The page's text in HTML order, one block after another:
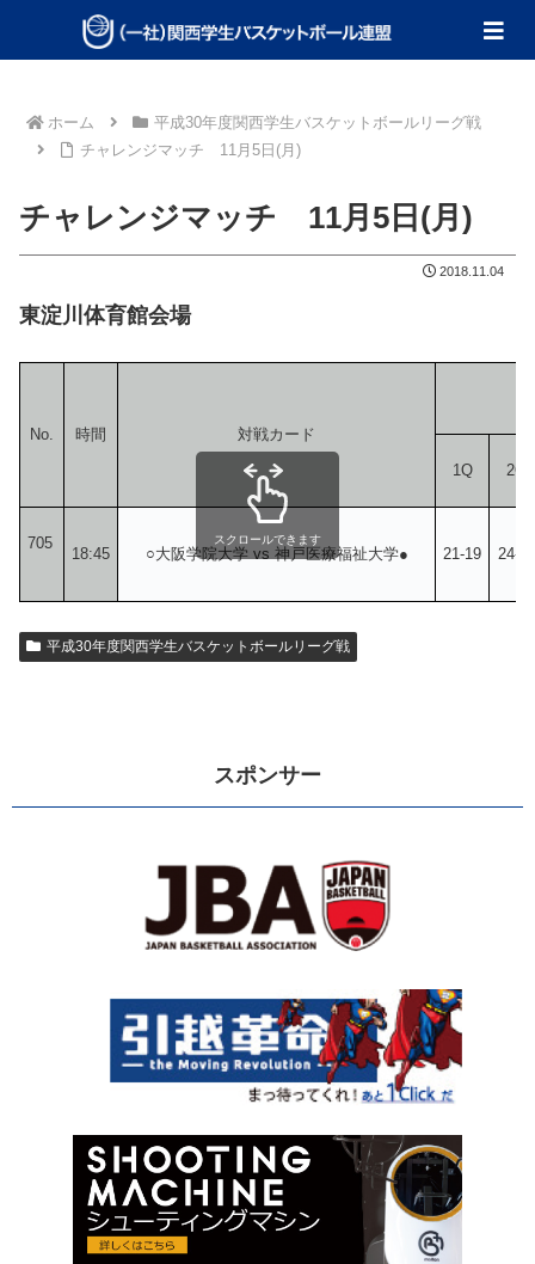
ホーム
平成30年度関西学生バスケットボールリーグ戦
チャレンジマッチ 11月5日(月)
チャレンジマッチ 11月5日(月)
2018.11.04
東淀川体育館会場
No. 時間
対戦カード
1Q
2Q
705
18:45 ○大阪学院大学 vs 神戸医療福祉大学● 21-19 24-22
スクロールできます
平成30年度関西学生バスケットボールリーグ戦
スポンサー